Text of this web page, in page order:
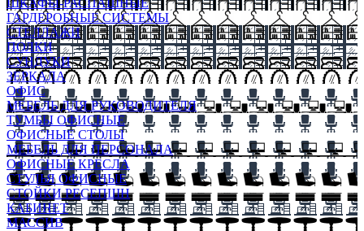
ШКАФЫ-РАСПАШНЫЕ
ГАРДЕРОБНЫЕ СИСТЕМЫ
СТЕЛЛАЖИ
ПОЛКИ
СУНДУКИ
ЗЕРКАЛА
ОФИС
МЕБЕЛЬ ДЛЯ РУКОВОДИТЕЛЯ
ТУМБЫ ОФИСНЫЕ
ОФИСНЫЕ СТОЛЫ
МЕБЕЛЬ ДЛЯ ПЕРСОНАЛА
ОФИСНЫЕ КРЕСЛА
СТУЛЬЯ ОФИСНЫЕ
СТОЙКИ РЕСЕПШН
КАБИНЕТ
МАССИВ